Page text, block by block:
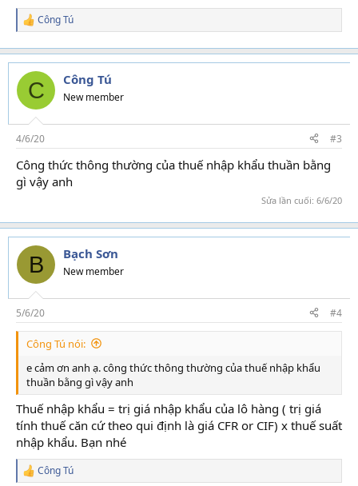
R
a
c
t
o
s
:
Công Tú
C Công Tú
New member
4/6/20 #3
Công thức thông thường của thuế nhập khẩu thuần bằng
gì vậy anh
Sửa lần cuối: 6/6/20
B Bạch Sơn
New member
5/6/20 #4
Công Tú nói:
e cảm ơn anh ạ. công thức thông thường của thuế nhập khẩu
thuần bằng gì vậy anh
Thuế nhập khẩu = trị giá nhập khẩu của lô hàng ( trị giá
tính thuế căn cứ theo qui định là giá CFR or CIF) x thuế suất
nhập khẩu. Bạn nhé
R
Công Tú